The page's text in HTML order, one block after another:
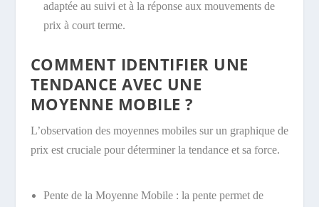
adaptée au suivi et à la réponse aux mouvements de
prix à court terme.
COMMENT IDENTIFIER UNE
TENDANCE AVEC UNE
MOYENNE MOBILE ?
L’observation des moyennes mobiles sur un graphique de
prix est cruciale pour déterminer la tendance et sa force.
Pente de la Moyenne Mobile : la pente permet de